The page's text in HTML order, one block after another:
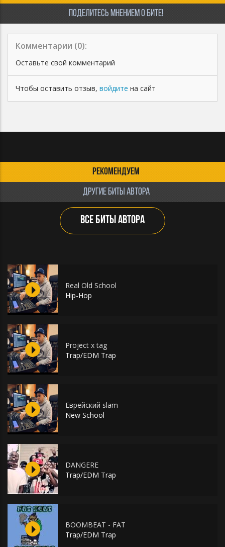
ПОДЕЛИТЕСЬ МНЕНИЕМ О БИТЕ!
Комментарии (0):
Оставьте свой комментарий
Чтобы оставить отзыв, войдите на сайт
РЕКОМЕНДУЕМ
ДРУГИЕ БИТЫ АВТОРА
ВСЕ БИТЫ АВТОРА
Real Old School
Hip-Hop
Project x tag
Trap/EDM Trap
Еврейский slam
New School
DANGERE
Trap/EDM Trap
BOOMBEAT - FAT
Trap/EDM Trap